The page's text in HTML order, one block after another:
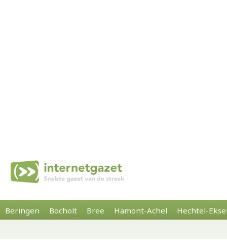
Beringen Bocholt Bree Hamont-Achel Hechtel-